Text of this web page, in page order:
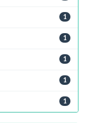
1
1
1
1
1